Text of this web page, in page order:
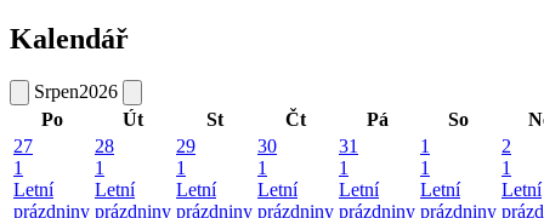
Kalendář
Srpen2026
Po
Út St Čt Pá So
27
1
Letní
prázdniny
28
1
Letní
prázdniny
29
1
Letní
prázdniny
30
1
Letní
prázdniny
31
1
Letní
prázdniny
1
1
Letní
prázdniny
2
1
Letní